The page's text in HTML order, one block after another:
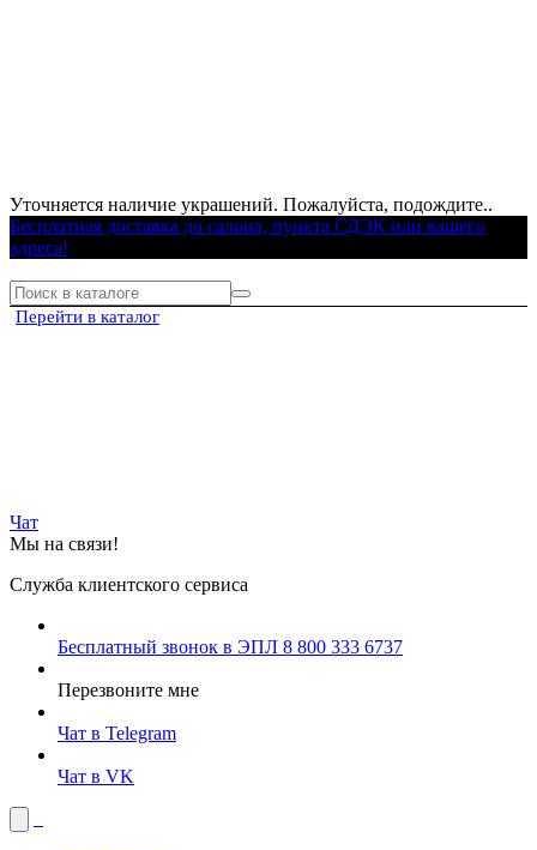
Уточняется наличие украшений. Пожалуйста, подождите..
Бесплатная доставка до салона, пункта СДЭК или вашего
адреса!
Перейти в каталог
Чат
Мы на связи!
Служба клиентского сервиса
Бесплатный звонок в ЭПЛ 8 800 333 6737
Перезвоните мне
Чат в Telegram
Чат в VK